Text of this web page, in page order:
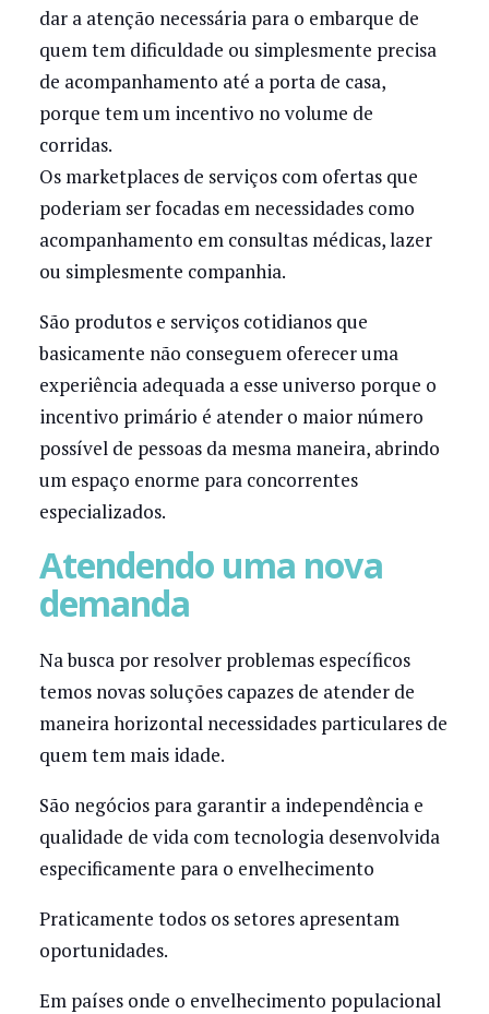
dar a atenção necessária para o embarque de
quem tem dificuldade ou simplesmente precisa
de acompanhamento até a porta de casa,
porque tem um incentivo no volume de
corridas.
Os marketplaces de serviços com ofertas que
poderiam ser focadas em necessidades como
acompanhamento em consultas médicas, lazer
ou simplesmente companhia.
São produtos e serviços cotidianos que
basicamente não conseguem oferecer uma
experiência adequada a esse universo porque o
incentivo primário é atender o maior número
possível de pessoas da mesma maneira, abrindo
um espaço enorme para concorrentes
especializados.
Atendendo uma nova
demanda
Na busca por resolver problemas específicos
temos novas soluções capazes de atender de
maneira horizontal necessidades particulares de
quem tem mais idade.
São negócios para garantir a independência e
qualidade de vida com tecnologia desenvolvida
especificamente para o envelhecimento
Praticamente todos os setores apresentam
oportunidades.
Em países onde o envelhecimento populacional